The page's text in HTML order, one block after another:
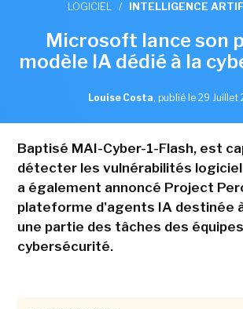
LOGICIEL / INTELLIGENCE
Microsoft lance son
modèle IA dédié à la
Louise Costa, publié le 29 Juillet
Baptisé MAI-Cyber-1-Flash, est
détecter les vulnérabilités
a également annoncé Project
plateforme d'agents IA destinée
une partie des tâches des
cybersécurité.